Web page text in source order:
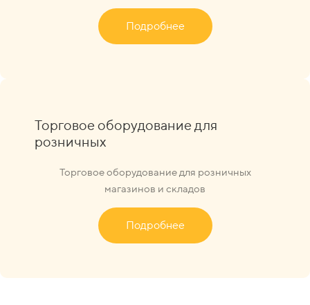
Подробнее
Торговое оборудование для
розничных
Торговое оборудование для розничных
магазинов и складов
Подробнее